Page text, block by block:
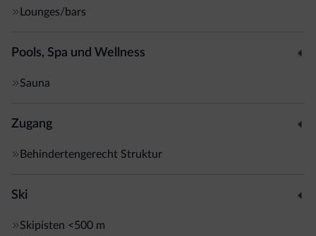
nearest ski slopes, 12 km away.
Lounges/bars
Pools, Spa und Wellness
Sauna
Zugang
Behindertengerecht Struktur
Ski
Skipisten <500 m